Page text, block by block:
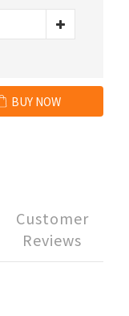
BUY NOW
Customer
Reviews